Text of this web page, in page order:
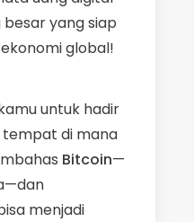
yang siap
global!
untuk hadir
tempat di mana
Bitcoin—
menjadi